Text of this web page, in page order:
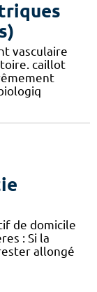
vasculaire
caillot
de domicile
: Si la
allongé